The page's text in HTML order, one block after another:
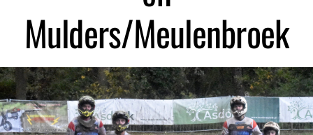
Mulders/Meulenbroek